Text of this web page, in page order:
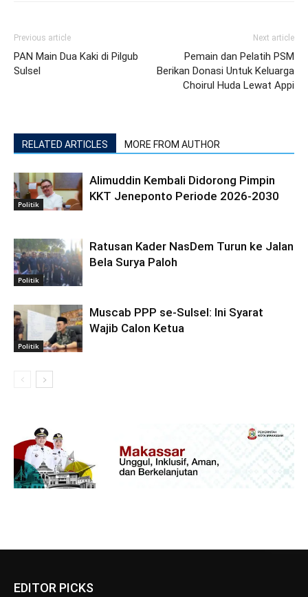
Previous article
PAN Main Dua Kaki di Pilgub
Sulsel
Next article
Pemain dan Pelatih PSM
Berikan Donasi Untuk Keluarga
Choirul Huda Lewat Appi
RELATED ARTICLES MORE FROM AUTHOR
Politik
Alimuddin Kembali Didorong Pimpin
KKT Jeneponto Periode 2026-2030
Politik
Ratusan Kader NasDem Turun ke Jalan
Bela Surya Paloh
Politik
Muscab PPP se-Sulsel: Ini Syarat
Wajib Calon Ketua
EDITOR PICKS